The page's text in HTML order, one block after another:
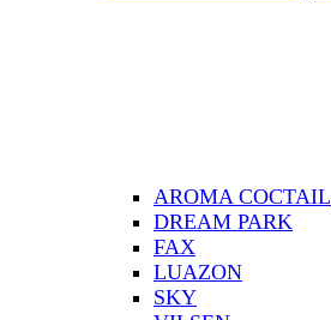
AROMA COCTAIL
DREAM PARK
FAX
LUAZON
SKY